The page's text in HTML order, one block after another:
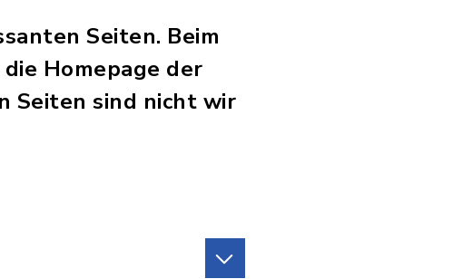
Seiten. Beim
Homepage der
Seiten sind nicht wir